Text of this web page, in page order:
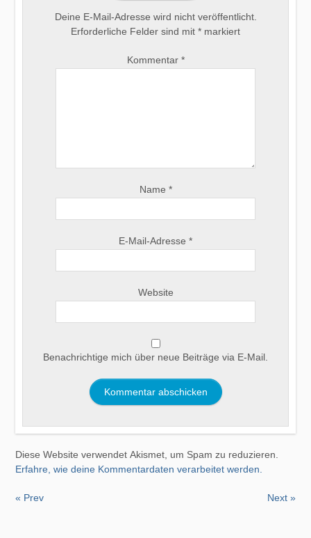
Deine E-Mail-Adresse wird nicht veröffentlicht.
Erforderliche Felder sind mit * markiert
Kommentar *
Name *
E-Mail-Adresse *
Website
Benachrichtige mich über neue Beiträge via E-Mail.
Diese Website verwendet Akismet, um Spam zu reduzieren.
Erfahre, wie deine Kommentardaten verarbeitet werden.
« Prev Next »